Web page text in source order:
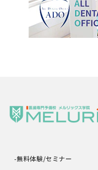
-無料体験/セミナー